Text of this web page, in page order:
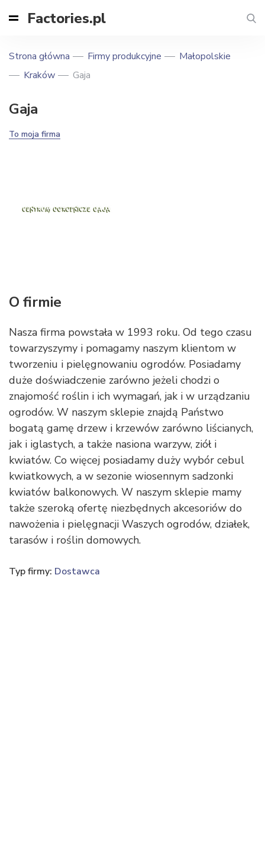
Factories.pl
Strona główna Firmy produkcyjne
Małopolskie
Kraków
Gaja
Gaja
To moja firma
O firmie
Nasza firma powstała w 1993 roku. Od tego czasu
towarzyszymy i pomagamy naszym klientom w
tworzeniu i pielęgnowaniu ogrodów. Posiadamy
duże doświadczenie zarówno jeżeli chodzi o
znajomość roślin i ich wymagań, jak i w urządzaniu
ogrodów. W naszym sklepie znajdą Państwo
bogatą gamę drzew i krzewów zarówno liścianych,
jak i iglastych, a także nasiona warzyw, ziół i
kwiatów. Co więcej posiadamy duży wybór cebul
kwiatkowych, a w sezonie wiosennym sadzonki
kwiatów balkonowych. W naszym sklepie mamy
także szeroką ofertę niezbędnych akcesoriów do
nawożenia i pielęgnacji Waszych ogrodów, działek,
tarasów i roślin domowych.
Typ firmy: Dostawca